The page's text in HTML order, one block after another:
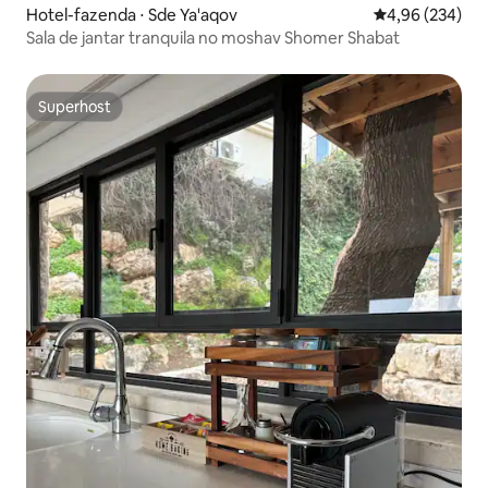
Hotel-fazenda ⋅ Sde Ya'aqov 4,96 de uma
4,96 (234)
Sala de jantar tranquila no moshav Shomer Shabat
Superhost
Superhost